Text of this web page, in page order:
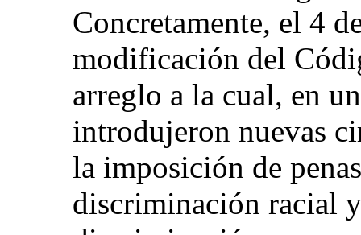
Concretamente, el 4
modificación del
arreglo a la cual, en
introdujeron nuevas
la imposición de
discriminación racial